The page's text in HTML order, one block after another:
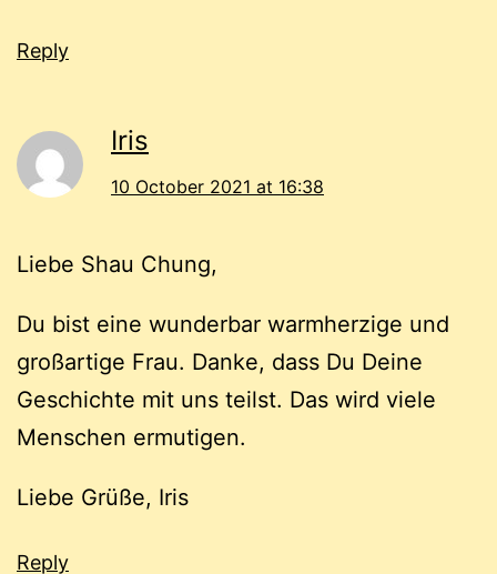
Reply
Iris
10 October 2021 at 16:38
Liebe Shau Chung,
Du bist eine wunderbar warmherzige und
großartige Frau. Danke, dass Du Deine
Geschichte mit uns teilst. Das wird viele
Menschen ermutigen.
Liebe Grüße, Iris
Reply